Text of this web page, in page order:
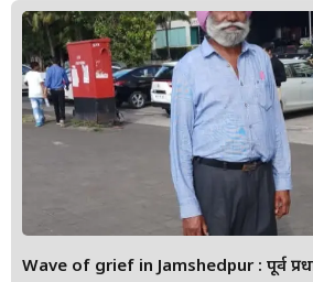
Wave of grief in Jamshedpur : पूर्व